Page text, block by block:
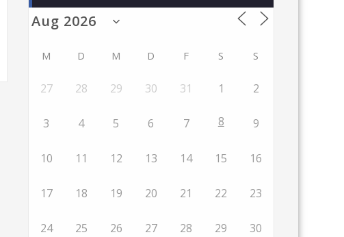
M D M D F S S
27 28 29 30 31 1 2
3 4 5 6 7 8 9
10 11 12 13 14 15 16
17 18 19 20 21 22 23
24 25 26 27 28 29 30